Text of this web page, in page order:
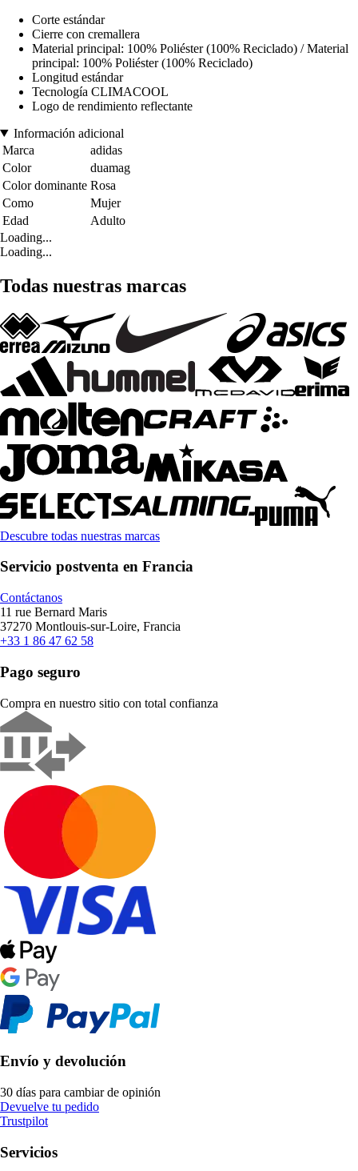
Corte estándar
Cierre con cremallera
Material principal: 100% Poliéster (100% Reciclado) / Material
principal: 100% Poliéster (100% Reciclado)
Longitud estándar
Tecnología CLIMACOOL
Logo de rendimiento reflectante
Información adicional
Marca
adidas
Color
duamag
Color dominante Rosa
Como
Mujer
Edad
Adulto
Loading...
Loading...
Todas nuestras marcas
Descubre todas nuestras marcas
Servicio postventa en Francia
Contáctanos
11 rue Bernard Maris
37270 Montlouis-sur-Loire, Francia
+33 1 86 47 62 58
Pago seguro
Compra en nuestro sitio con total confianza
Envío y devolución
30 días para cambiar de opinión
Devuelve tu pedido
Trustpilot
Servicios